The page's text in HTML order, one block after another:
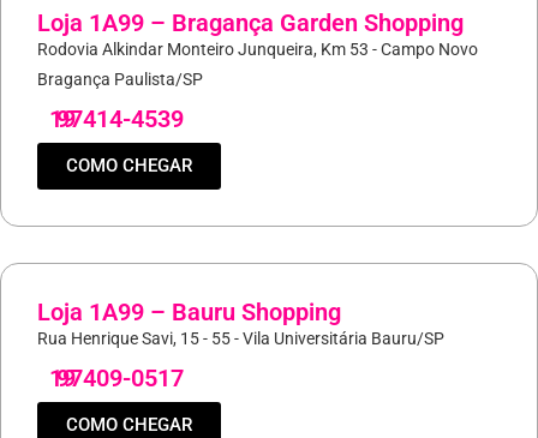
Loja 1A99 – Bragança Garden Shopping
Rodovia Alkindar Monteiro Junqueira, Km 53 - Campo Novo
Bragança Paulista/SP
19
97414-4539
COMO CHEGAR
Loja 1A99 – Bauru Shopping
Rua Henrique Savi, 15 - 55 - Vila Universitária Bauru/SP
19
97409-0517
COMO CHEGAR